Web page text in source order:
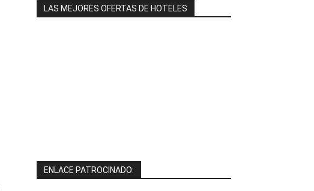
LAS MEJORES OFERTAS DE HOTELES
ENLACE PATROCINADO: